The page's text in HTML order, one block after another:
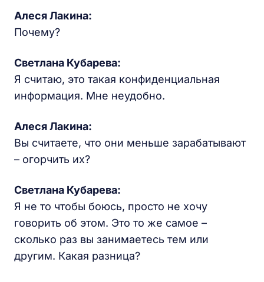
Алеся Лакина:
Почему?
Светлана Кубарева:
Я считаю, это такая конфиденциальная
информация. Мне неудобно.
Алеся Лакина:
Вы считаете, что они меньше зарабатывают
– огорчить их?
Светлана Кубарева:
Я не то чтобы боюсь, просто не хочу
говорить об этом. Это то же самое –
сколько раз вы занимаетесь тем или
другим. Какая разница?